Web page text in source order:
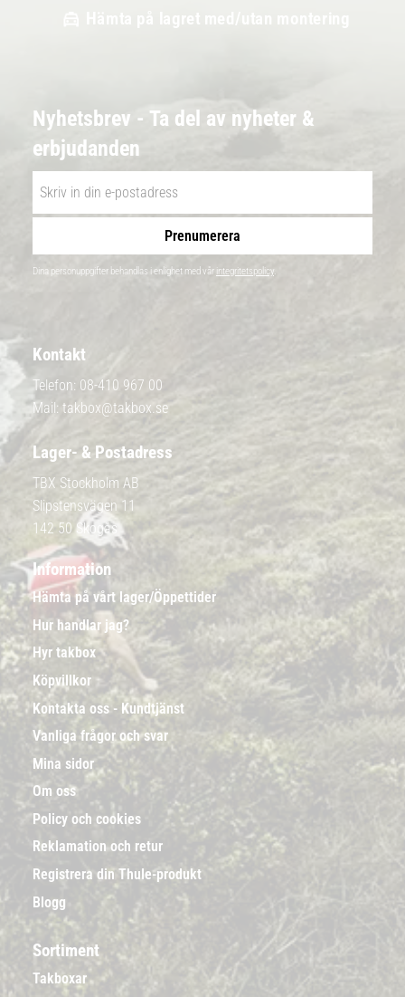
Hämta på lagret med/utan montering
Nyhetsbrev - Ta del av nyheter &
erbjudanden
Prenumerera
Dina personuppgifter behandlas i enlighet med vår integritetspolicy
Kontakt
Telefon: 08-410 967 00
Mail: takbox@takbox.se
Lager- & Postadress
TBX Stockholm AB
Slipstensvägen 11
142 50 Skogås
Information
Hämta på vårt lager/Öppettider
Hur handlar jag?
Hyr takbox
Köpvillkor
Kontakta oss - Kundtjänst
Vanliga frågor och svar
Mina sidor
Om oss
Policy och cookies
Reklamation och retur
Registrera din Thule-produkt
Blogg
Sortiment
Takboxar